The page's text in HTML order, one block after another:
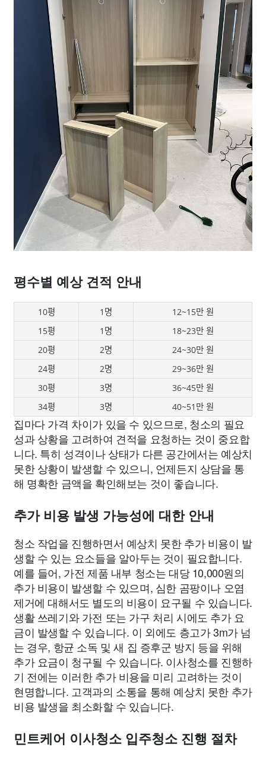
평수별 예상 견적 안내
10평 1명
12~15만 원
15평
1명
18~23만 원
20평
2명
24~30만 원
24평
2명
29~36만 원
30평
3명
36~45만 원
34평
3명 40~51만 원
집마다 가격 차이가 있을 수 있으므로, 청소의 필요
성과 상황을 고려하여 견적을 요청하는 것이 중요합
니다. 특히 성격이나 상태가 다른 공간에서는 예상치
못한 상황이 발생할 수 있으니, 언제든지 상담을 통
해 명확한 금액을 확인해보는 것이 좋습니다.
추가 비용 발생 가능성에 대한 안내
청소 작업을 진행하면서 예상치 못한 추가 비용이 발
생할 수 있는 요소들을 알아두는 것이 필요합니다.
예를 들어, 가전 제품 내부 청소는 대당 10,000원의
추가 비용이 발생할 수 있으며, 심한 곰팡이나 오염
제거에 대해서도 별도의 비용이 요구될 수 있습니다.
생활 쓰레기와 가전 또는 가구 처리 시에도 추가 요
금이 발생할 수 있습니다. 이 외에도 층고가 3m가 넘
는 경우, 항균 소독 및 새 집 증후군 방지 등을 위해
추가 요금이 청구될 수 있습니다. 이사청소를 진행하
기 전에는 이러한 추가 비용을 미리 고려하는 것이
현명합니다. 고객과의 소통을 통해 예상치 못한 추가
비용 발생을 최소화할 수 있습니다.
민트케어 이사청소 입주청소 진행 절차